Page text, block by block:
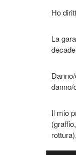
Ho
La
danno/
Il mio